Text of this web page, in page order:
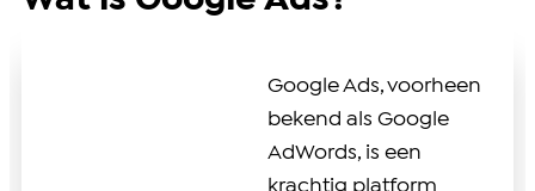
Google Ads, voorheen
bekend als Google
AdWords, is een
krachtig platform